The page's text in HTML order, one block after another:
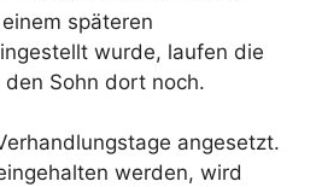
späteren
wurde, laufen die
Sohn dort noch.
angesetzt.
werden, wird